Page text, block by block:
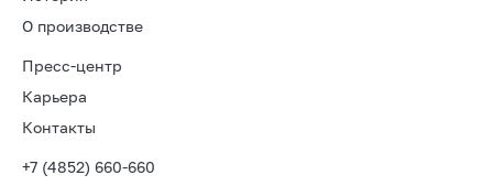
О производстве
Пресс-центр
Карьера
Контакты
+7 (4852) 660-660